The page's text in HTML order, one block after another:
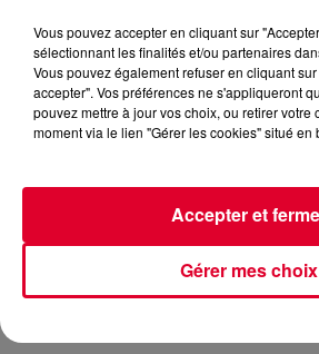
Vous pouvez accepter en cliquant sur
sélectionnant les finalités et/ou partenaires
Vous pouvez également refuser en cliquant
accepter". Vos préférences ne s'appliqueront
pouvez mettre à jour vos choix, ou retirer votre
moment via le lien "Gérer les cookies" situé en
Gérer mes choix
Accepter et